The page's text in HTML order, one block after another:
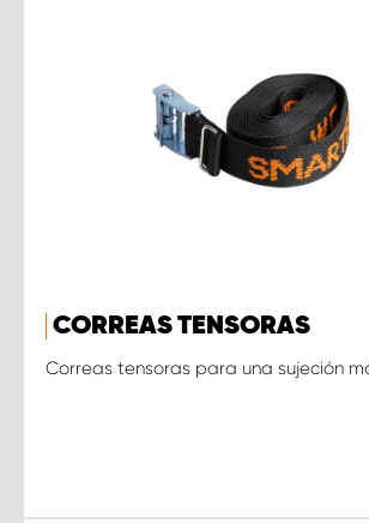
CORREAS TENSORAS
Correas tensoras para una sujeción